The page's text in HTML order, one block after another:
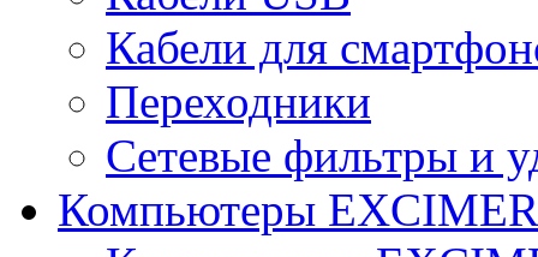
Кабели для
Переходники
Сетевые фильтры и
Компьютеры